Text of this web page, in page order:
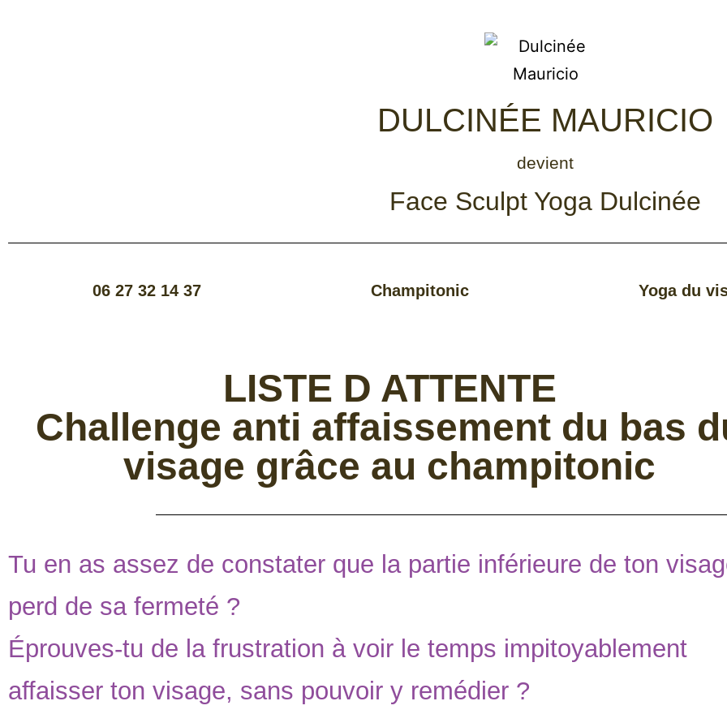
DULCINÉE MAURICIO
devient
Face Sculpt Yoga Dulcinée
06 27 32 14 37 Champitonic Yoga du
LISTE D ATTENTE
Challenge anti affaissement du bas
visage grâce au champitonic
Tu en as assez de constater que la partie inférieure de ton
perd de sa fermeté ?
Éprouves-tu de la frustration à voir le temps impitoyablement
affaisser ton visage, sans pouvoir y remédier ?